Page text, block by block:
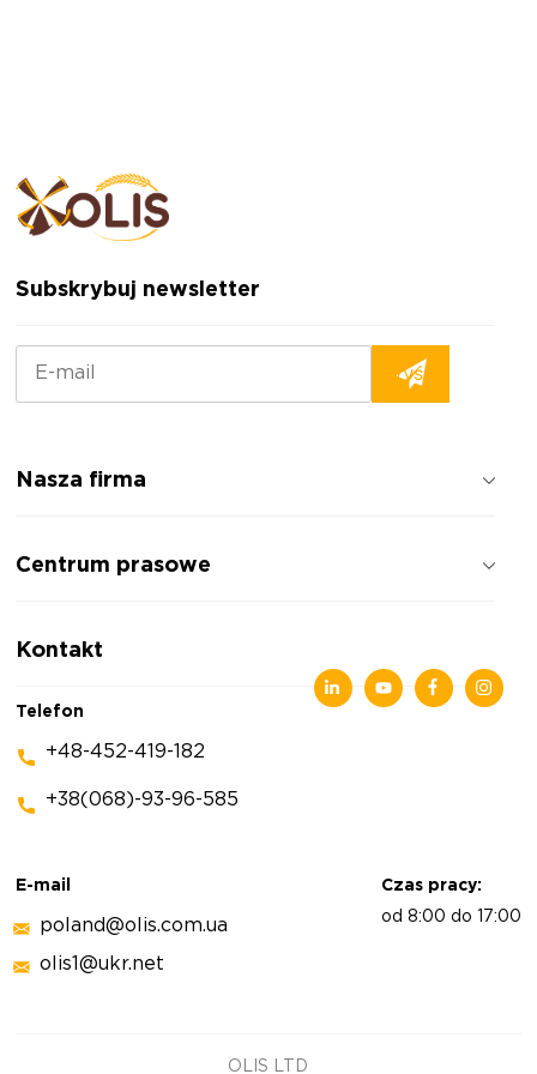
Subskrybuj newsletter
Nasza firma
Opinie o firmie
Centrum prasowe
Artykuły
Kontakt
Telefon
+48-452-419-182
+38(068)-93-96-585
E-mail
poland@olis.com.ua
olis1@ukr.net
Czas pracy:
od 8:00 do 17:00
OLIS LTD